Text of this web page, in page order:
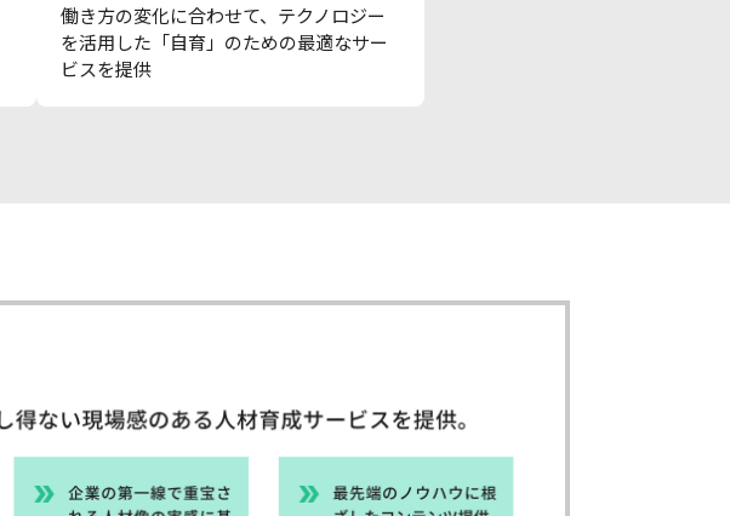
働き方の変化に合わせて、テクノロジー
を活用した「自育」のための最適なサー
ビスを提供